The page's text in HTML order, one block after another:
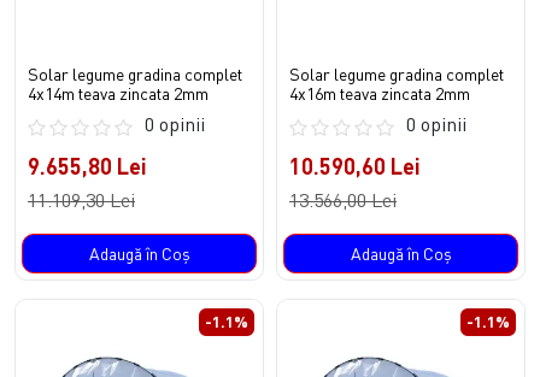
Solar legume gradina complet
4x14m teava zincata 2mm
0 opinii
9.655,80 Lei
11.109,30 Lei
Adaugă în Coş
Solar legume gradina complet
4x16m teava zincata 2mm
0 opinii
10.590,60 Lei
13.566,00 Lei
Adaugă în Coş
-1.1% -1.1%